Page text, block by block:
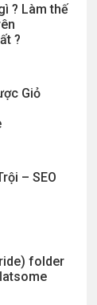
? Làm thế
?
Giỏ
– SEO
folder